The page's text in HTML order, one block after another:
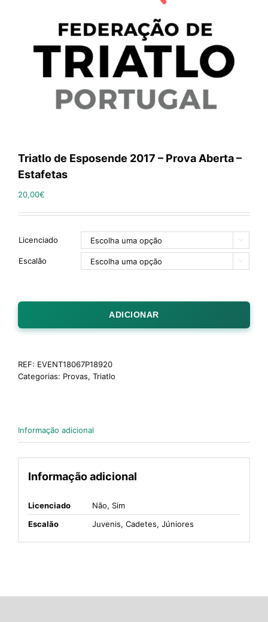
Triatlo de Esposende 2017 – Prova Aberta –
Estafetas
20,00€
Licenciado 
Escalão 
ADICIONAR
REF: EVENT18067P18920
Categorias: Provas, Triatlo
Informação adicional
Informação adicional
Licenciado
Não, Sim
Escalão
Juvenis, Cadetes, Júniores